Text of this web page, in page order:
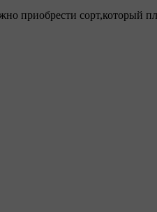
приобрести сорт,который